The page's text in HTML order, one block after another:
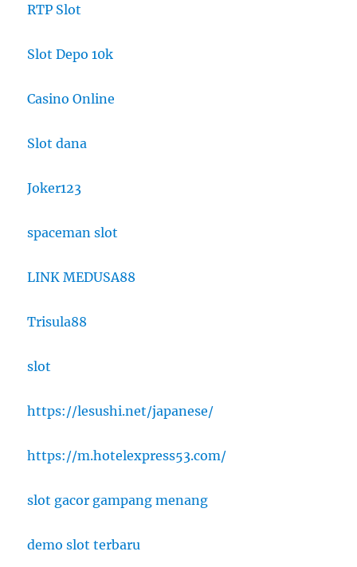
RTP Slot
Slot Depo 10k
Casino Online
Slot dana
Joker123
spaceman slot
LINK MEDUSA88
Trisula88
slot
https://lesushi.net/japanese/
https://m.hotelexpress53.com/
slot gacor gampang menang
demo slot terbaru